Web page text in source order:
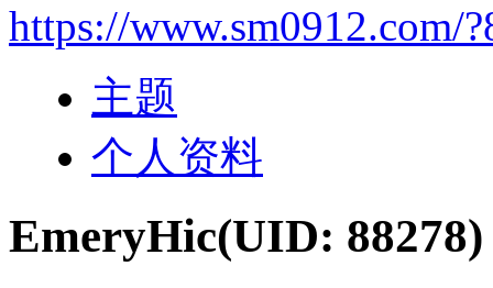
https://www.sm0912.com/
主题
个人资料
EmeryHic(UID: 88278)